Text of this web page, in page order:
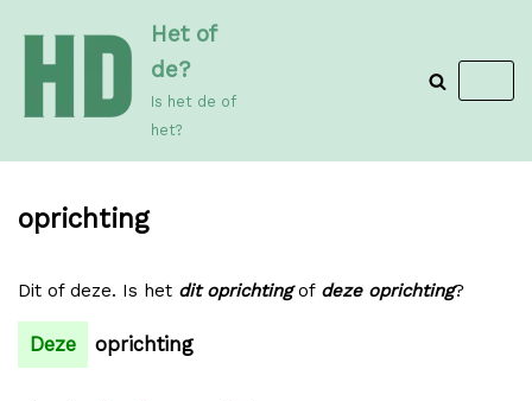
de
inhoud
Het of
de?
Is het de of
het?
oprichting
Dit of deze. Is het dit oprichtingof deze oprichting?
Deze oprichting